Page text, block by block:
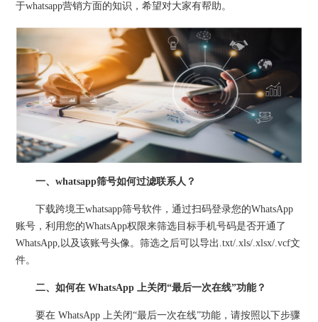
于whatsapp营销方面的知识，希望对大家有帮助。
一、whatsapp筛号如何过滤联系人？
下载跨境王whatsapp筛号软件，通过扫码登录您的WhatsApp
账号，利用您的WhatsApp权限来筛选目标手机号码是否开通了
WhatsApp,以及该账号头像。筛选之后可以导出.txt/.xls/.xlsx/.vcf文
件。
二、如何在 WhatsApp 上关闭“最后一次在线”功能？
要在 WhatsApp 上关闭“最后一次在线”功能，请按照以下步骤